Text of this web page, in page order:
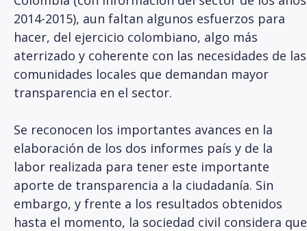
2014-2015), aun faltan algunos esfuerzos para
hacer, del ejercicio colombiano, algo más
aterrizado y coherente con las necesidades de las
comunidades locales que demandan mayor
transparencia en el sector.
Se reconocen los importantes avances en la
elaboración de los dos informes país y de la
labor realizada para tener este importante
aporte de transparencia a la ciudadanía. Sin
embargo, y frente a los resultados obtenidos
hasta el momento, la sociedad civil considera que